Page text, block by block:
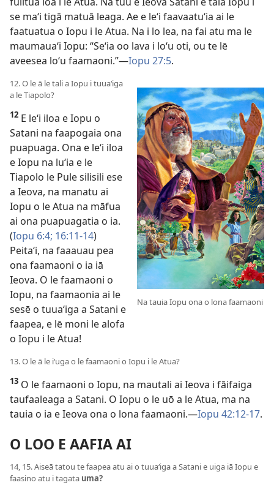
se maʻi tigā matuā leaga. Ae e leʻi faavaatuʻia ai le
faatuatua o Iopu i le Atua. Na i lo lea, na fai atu ma le
maumauaʻi Iopu: “Seʻia oo lava i loʻu oti, ou te lē
aveesea loʻu faamaoni.”—Iopu 27:5.
Na tauia Iopu ona o lona faamaoni
12. O le ā le tali a Iopu i tuuaʻiga
a le Tiapolo?
12 E leʻi iloa e Iopu o
Satani na faapogaia ona
puapuaga. Ona e leʻi iloa
e Iopu na luʻia e le
Tiapolo le Pule silisili ese
a Ieova, na manatu ai
Iopu o le Atua na māfua
ai ona puapuagatia o ia.
(Iopu 6:4; 16:11-14)
Peitaʻi, na faaauau pea
ona faamaoni o ia iā
Ieova. O le faamaoni o
Iopu, na faamaonia ai le
sesē o tuuaʻiga a Satani e
faapea, e lē moni le alofa
o Iopu i le Atua!
13. O le ā le iʻuga o le faamaoni o Iopu i le Atua?
13 O le faamaoni o Iopu, na mautali ai Ieova i fāifaiga
taufaaleaga a Satani. O Iopu o le uō a le Atua, ma na
tauia o ia e Ieova ona o lona faamaoni.—Iopu 42:12-17.
O LOO E AAFIA AI
14, 15. Aiseā tatou te faapea atu ai o tuuaʻiga a Satani e uiga iā Iopu e
faasino atu i tagata uma?